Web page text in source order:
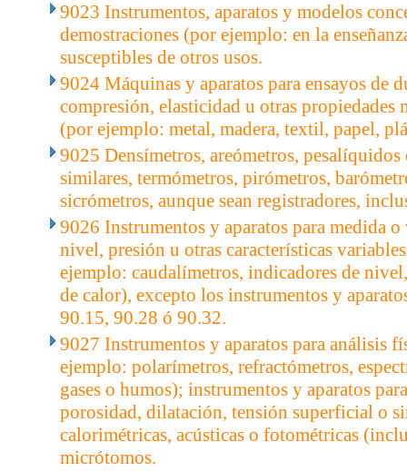
9023 Instrumentos, aparatos y modelos
demostraciones (por ejemplo: en la
susceptibles de otros usos.
9024 Máquinas y aparatos para ensayos de
compresión, elasticidad u otras propiedades
(por ejemplo: metal, madera, textil, papel,
9025 Densímetros, areómetros,
similares, termómetros, pirómetros,
sicrómetros, aunque sean registradores,
9026 Instrumentos y aparatos para medida
nivel, presión u otras características
ejemplo: caudalímetros, indicadores de
de calor), excepto los instrumentos y
90.15, 90.28 ó 90.32.
9027 Instrumentos y aparatos para análisis
ejemplo: polarímetros, refractómetros,
gases o humos); instrumentos y aparatos
porosidad, dilatación, tensión superficial o
calorimétricas, acústicas o fotométricas
micrótomos.